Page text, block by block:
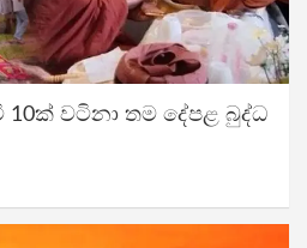
වටිනා තම දේපළ බුද්ධ